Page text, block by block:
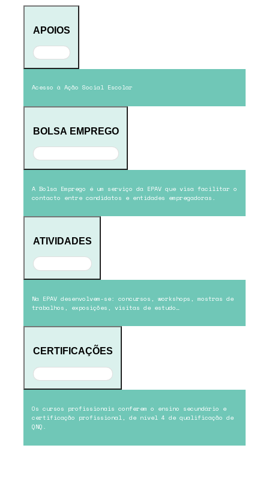
APOIOS
Acesso à Ação Social Escolar
BOLSA EMPREGO
A Bolsa Emprego é um serviço da EPAV que visa facilitar o
contacto entre candidatos e entidades empregadoras.
ATIVIDADES
Na EPAV desenvolvem-se: concursos, workshops, mostras de
trabalhos, exposições, visitas de estudo…
CERTIFICAÇÕES
Os cursos profissionais conferem o ensino secundário e
certificação profissional, de nível 4 de qualificação de
QNQ.